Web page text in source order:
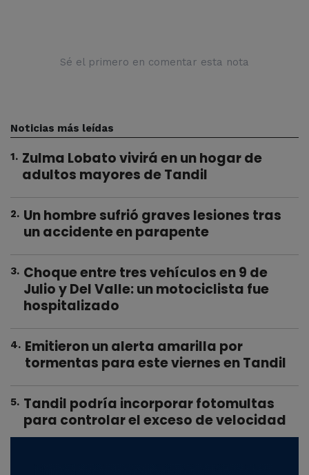
Sé el primero en comentar esta nota
Noticias más leídas
1. Zulma Lobato vivirá en un hogar de
adultos mayores de Tandil
2. Un hombre sufrió graves lesiones tras
un accidente en parapente
3. Choque entre tres vehículos en 9 de
Julio y Del Valle: un motociclista fue
hospitalizado
4. Emitieron un alerta amarilla por
tormentas para este viernes en Tandil
5. Tandil podría incorporar fotomultas
para controlar el exceso de velocidad